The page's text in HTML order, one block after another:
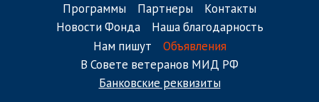
Программы
Партнеры
Контакты
Новости Фонда
Наша благодарность
Нам пишут
Объявления
В Совете ветеранов МИД РФ
Банковские реквизиты